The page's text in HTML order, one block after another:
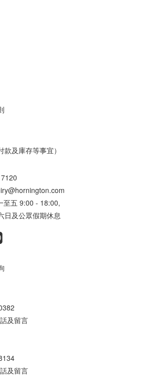
及庫存等事宜）
五 9:00 - 18:00,
眾假期休息
及留言
及留言